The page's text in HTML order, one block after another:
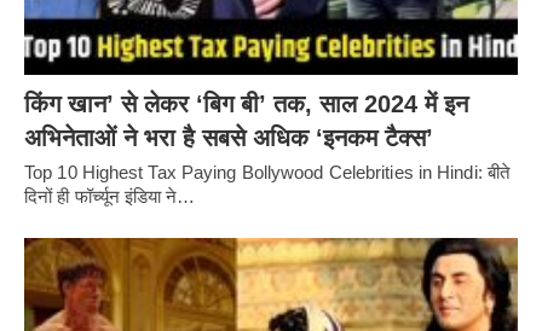
किंग खान’ से लेकर ‘बिग बी’ तक, साल 2024 में इन
अभिनेताओं ने भरा है सबसे अधिक ‘इनकम टैक्स’
Top 10 Highest Tax Paying Bollywood Celebrities in Hindi: बीते
दिनों ही फॉर्च्यून इंडिया ने…